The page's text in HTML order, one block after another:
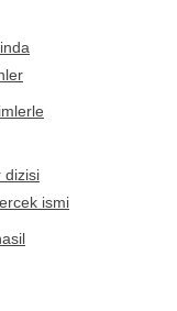
dizisi
ismi